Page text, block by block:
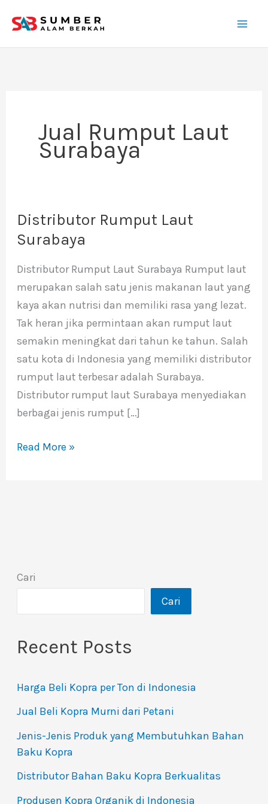
konten
Jual Rumput Laut
Surabaya
Distributor Rumput Laut
Surabaya
Distributor Rumput Laut Surabaya Rumput laut
merupakan salah satu jenis makanan laut yang
kaya akan nutrisi dan memiliki rasa yang lezat.
Tak heran jika permintaan akan rumput laut
semakin meningkat dari tahun ke tahun. Salah
satu kota di Indonesia yang memiliki distributor
rumput laut terbesar adalah Surabaya.
Distributor rumput laut Surabaya menyediakan
berbagai jenis rumput […]
Distributor
Rumput
Surabaya
Read More »
Cari
Cari
Recent Posts
Harga Beli Kopra per Ton di Indonesia
Jual Beli Kopra Murni dari Petani
Jenis-Jenis Produk yang Membutuhkan Bahan
Baku Kopra
Distributor Bahan Baku Kopra Berkualitas
Produsen Kopra Organik di Indonesia